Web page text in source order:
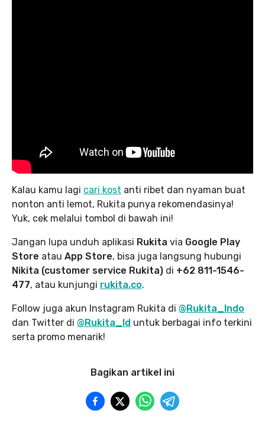
Kalau kamu lagi cari kost anti ribet dan nyaman buat
nonton anti lemot, Rukita punya rekomendasinya!
Yuk, cek melalui tombol di bawah ini!
Jangan lupa unduh aplikasi Rukita via Google Play
Store atau App Store, bisa juga langsung hubungi
Nikita (customer service Rukita) di +62 811-1546-
477, atau kunjungi rukita.co.
Follow juga akun Instagram Rukita di @Rukita_Indo
dan Twitter di @Rukita_Id untuk berbagai info terkini
serta promo menarik!
Bagikan artikel ini